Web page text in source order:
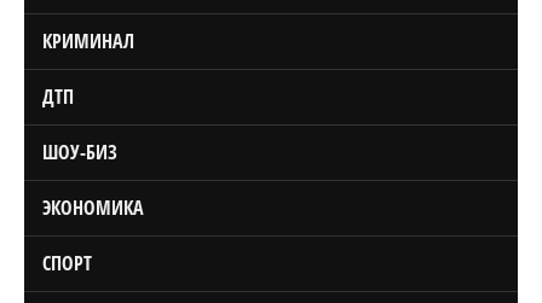
КРИМИНАЛ
ДТП
ШОУ-БИЗ
ЭКОНОМИКА
СПОРТ